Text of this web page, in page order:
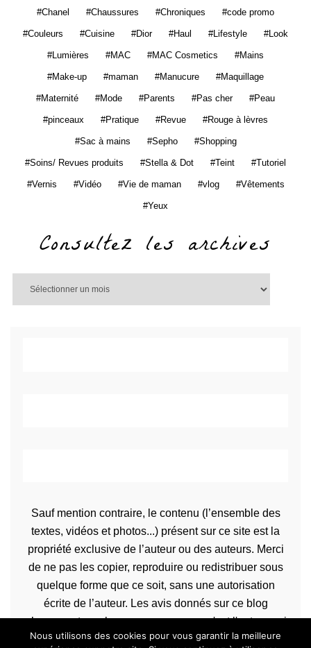
Chanel Chaussures Chroniques code promo
Couleurs Cuisine Dior Haul Lifestyle Look
Lumières MAC MAC Cosmetics Mains
Make-up maman Manucure Maquillage
Maternité Mode Parents Pas cher Peau
pinceaux Pratique Revue Rouge à lèvres
Sac à mains Sepho Shopping
Soins/ Revues produits Stella & Dot Teint Tutoriel
Vernis Vidéo Vie de maman vlog Vêtements
Yeux
Consultez les archives
Sauf mention contraire, le contenu (l’ensemble des
textes, vidéos et photos...) présent sur ce site est la
propriété exclusive de l’auteur ou des auteurs. Merci
de ne pas les copier, reproduire ou redistribuer sous
quelque forme que ce soit, sans une autorisation
écrite de l’auteur. Les avis donnés sur ce blog
n’engagent que la propre personne qu'est l'auteur qui
les rédige.
Nous utilisons des cookies pour vous garantir la meilleure